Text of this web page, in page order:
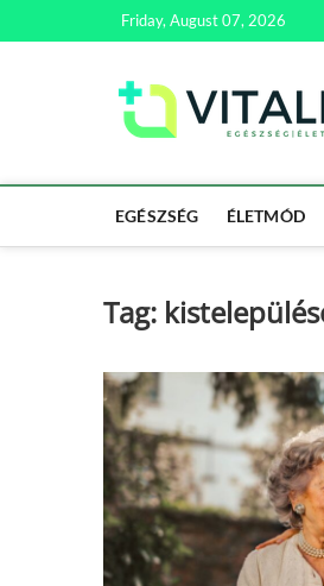
to
Friday, August 07, 2026
EGÉSZSÉG ÉLETMÓD
Tag: